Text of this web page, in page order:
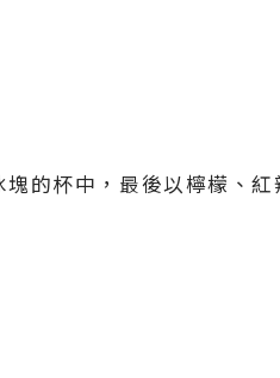
的杯中，最後以檸檬、紅